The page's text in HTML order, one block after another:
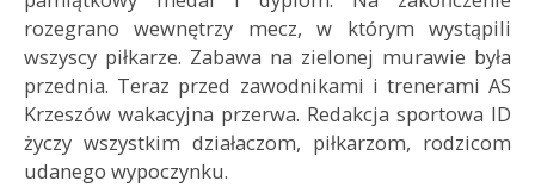
rozegrano wewnętrzy mecz, w którym wystąpili
wszyscy piłkarze. Zabawa na zielonej murawie była
przednia. Teraz przed zawodnikami i trenerami AS
Krzeszów wakacyjna przerwa. Redakcja sportowa ID
życzy wszystkim działaczom, piłkarzom, rodzicom
udanego wypoczynku.